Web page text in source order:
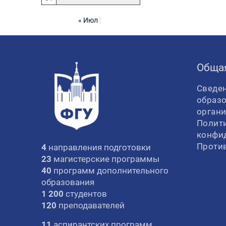
« Июл
4 направления подготовки
23 магистерские программы
40 программ дополнительного
образования
1 200 студентов
120 преподавателей